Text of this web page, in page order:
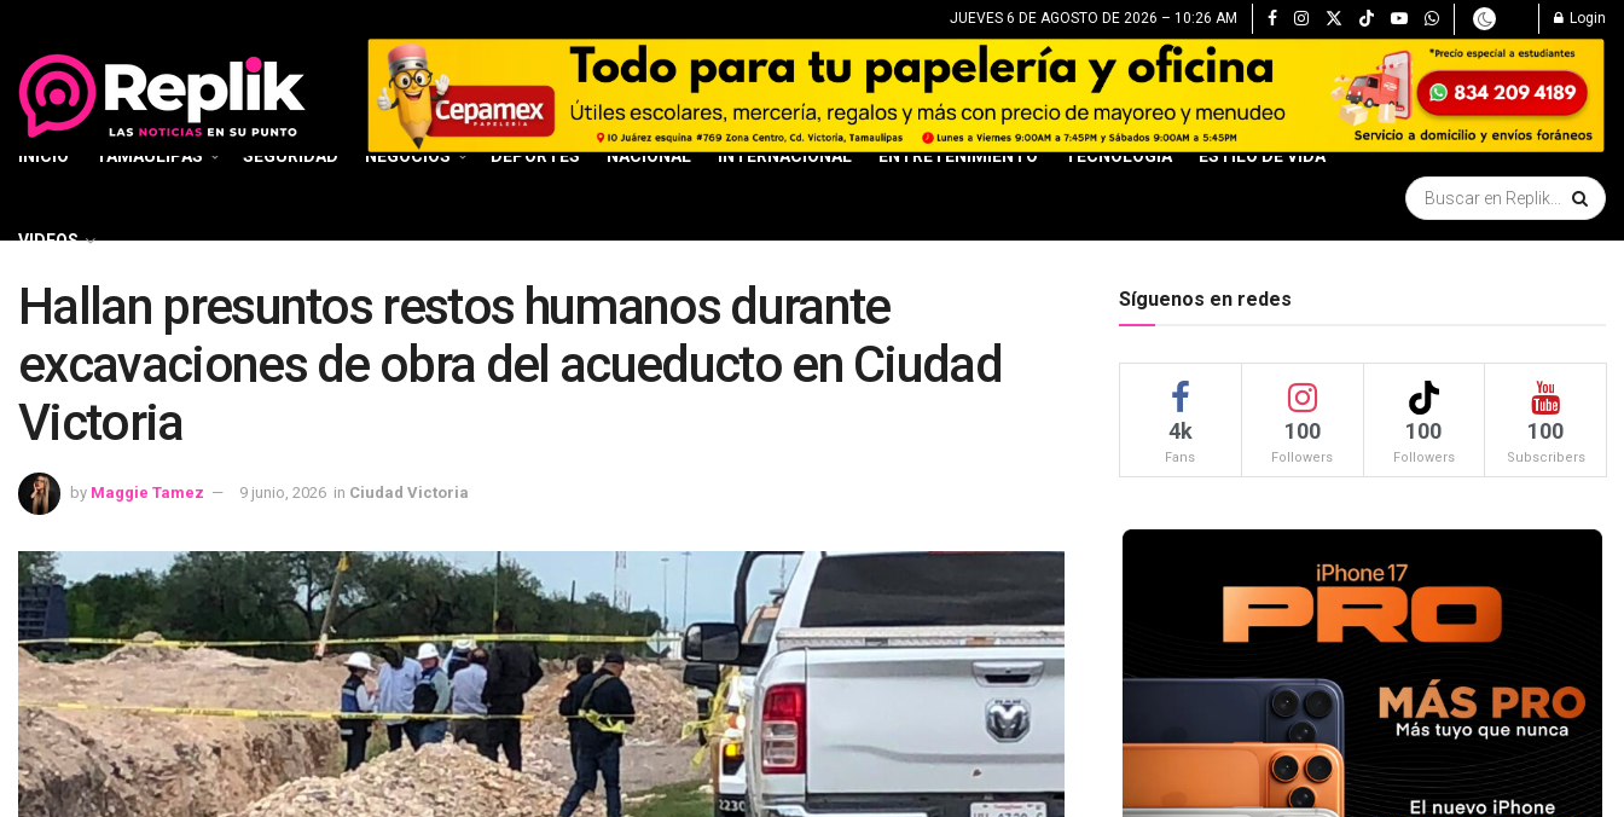
JUEVES 6 DE AGOSTO DE 2026 – 10:26 AM Login
INICIO TAMAULIPAS SEGURIDAD NEGOCIOS DEPORTES NACIONAL INTERNACIONAL ENTRETENIMIENTO TECNOLOGÍA ESTILO DE VIDA
VIDEOS
Hallan presuntos restos humanos durante
excavaciones de obra del acueducto en Ciudad
Victoria
by Maggie Tamez 9 junio, 2026 in Ciudad Victoria
Síguenos en redes
4k
Fans
100
Followers
100
Followers
100
Subscribers